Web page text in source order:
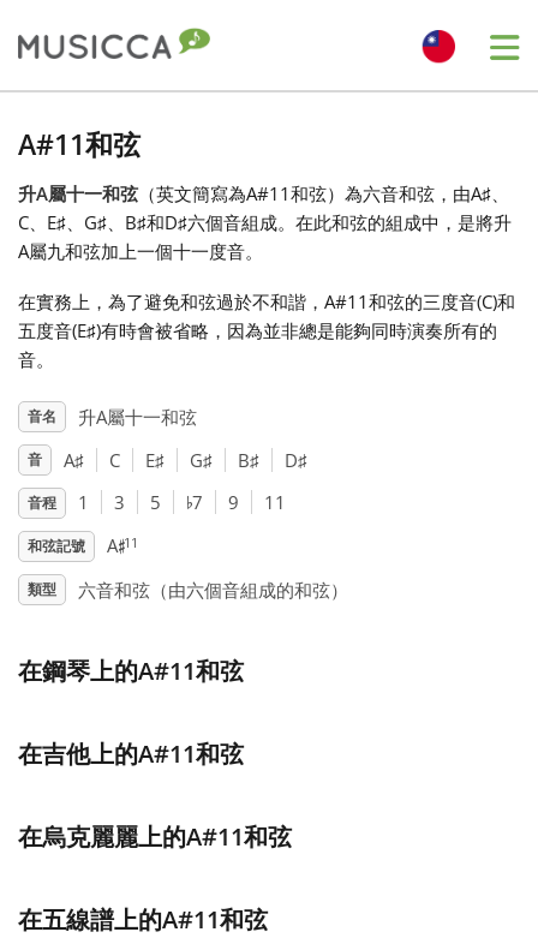
Български
English
Español
Français
한국어
हिन्दी
A#11和弦
升A屬十一和弦 （英文簡寫為A#11和弦）為六音和弦，由A♯、
C、E♯、G♯、B♯和D♯六個音組成。在此和弦的組成中，是將升
A屬九和弦加上一個十一度音。
在實務上，為了避免和弦過於不和諧，A#11和弦的三度音(C)和
五度音(E♯)有時會被省略，因為並非總是能夠同時演奏所有的
音。
音名 升A屬十一和弦
音 A♯ C E♯ G♯ B♯ D♯
音程 1 3 5 ♭7 9 11
和弦記號 A♯11
類型 六音和弦（由六個音組成的和弦）
在鋼琴上的A#11和弦
在吉他上的A#11和弦
在烏克麗麗上的A#11和弦
在五線譜上的A#11和弦